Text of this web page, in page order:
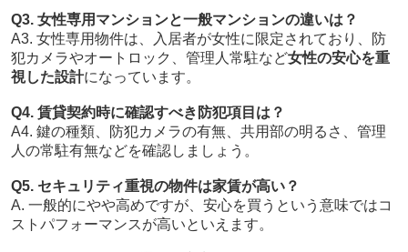
Q3. 女性専用マンションと一般マンションの違いは？
A3. 女性専用物件は、入居者が女性に限定されており、防
犯カメラやオートロック、管理人常駐など女性の安心を重
視した設計になっています。
Q4. 賃貸契約時に確認すべき防犯項目は？
A4. 鍵の種類、防犯カメラの有無、共用部の明るさ、管理
人の常駐有無などを確認しましょう。
Q5. セキュリティ重視の物件は家賃が高い？
A. 一般的にやや高めですが、安心を買うという意味ではコ
ストパフォーマンスが高いといえます。